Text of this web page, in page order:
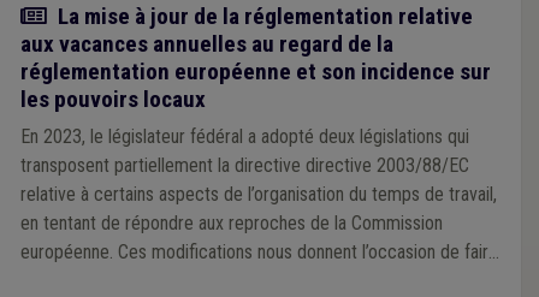
Article
La mise à jour de la réglementation relative
aux vacances annuelles au regard de la
réglementation européenne et son incidence sur
les pouvoirs locaux
En 2023, le législateur fédéral a adopté deux législations qui
transposent partiellement la directive directive 2003/88/EC
relative à certains aspects de l’organisation du temps de travail,
en tentant de répondre aux reproches de la Commission
européenne. Ces modifications nous donnent l’occasion de faire